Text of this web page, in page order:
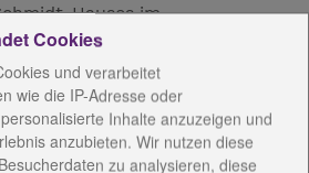
Hauses im
eingeladen. Dort wird auf
zurück geblickt und gedankt.
die Gäste Kaffee und Kuchen,
Remptendorfer
der Räume der
Cookies
und verarbeitet
wie die IP-Adresse oder
Inhalte anzuzeigen und
anzubieten. Wir nutzen diese
zu analysieren, diese